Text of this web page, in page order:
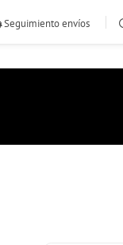
Seguimiento envíos